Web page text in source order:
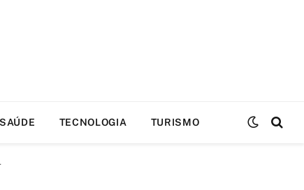
SAÚDE TECNOLOGIA TURISMO